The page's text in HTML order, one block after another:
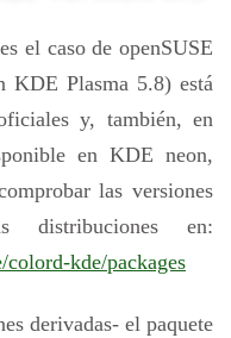
el caso de openSUSE
KDE Plasma 5.8) está
y, también, en
en KDE neon,
las versiones
distribuciones en:
kde/packages
derivadas- el paquete